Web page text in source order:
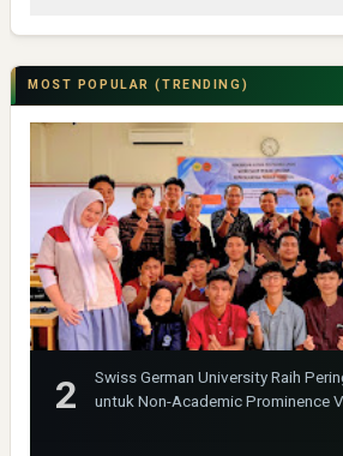
MOST POPULAR (TRENDING)
Swiss German University Raih
untuk Non-Academic Prominence